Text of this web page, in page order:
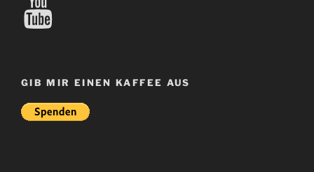
GIB MIR EINEN KAFFEE AUS